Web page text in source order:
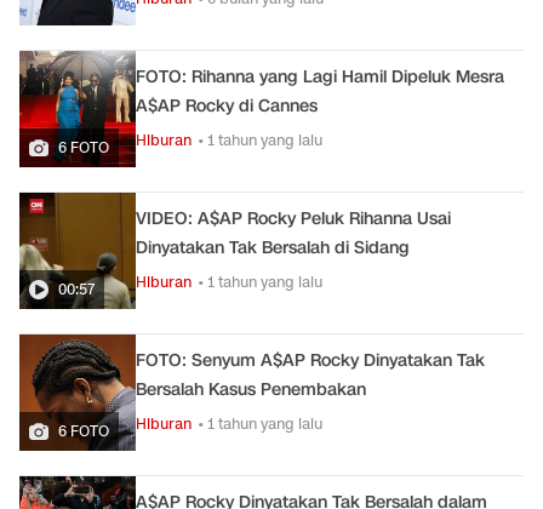
6 FOTO
FOTO: Rihanna yang Lagi Hamil Dipeluk Mesra
A$AP Rocky di Cannes
Hiburan • 1 tahun yang lalu
00:57
VIDEO: A$AP Rocky Peluk Rihanna Usai
Dinyatakan Tak Bersalah di Sidang
Hiburan • 1 tahun yang lalu
6 FOTO
FOTO: Senyum A$AP Rocky Dinyatakan Tak
Bersalah Kasus Penembakan
Hiburan • 1 tahun yang lalu
A$AP Rocky Dinyatakan Tak Bersalah dalam